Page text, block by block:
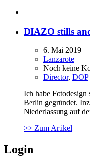
DIAZO stills
6. Mai 2019
Lanzarote
Noch keine
Director, DOP
Ich habe
Berlin gegründet.
Niederlassung auf
>> Zum Artikel
Login